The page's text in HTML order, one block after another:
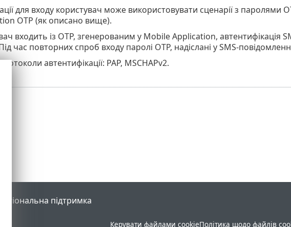
для входу користувач може використовувати сценарії з паролями
OTP (як описано вище).
входить із OTP, згенерованим у Mobile Application, автентифікація
час повторних спроб входу паролі OTP, надіслані у SMS-
автентифікації: PAP, MSCHAPv2.
Регіональна підтримка
Керувати файлами cookieПолітика щодо файлів